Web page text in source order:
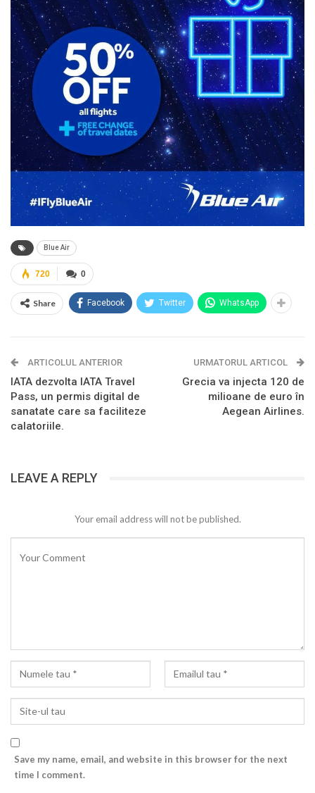
Blue Air
0
720
Share Facebook Twitter WhatsApp
ARTICOLUL ANTERIOR
IATA dezvolta IATA Travel
Pass, un permis digital de
sanatate care sa faciliteze
calatoriile.
URMATORUL ARTICOL
Grecia va injecta 120 de
milioane de euro în
Aegean Airlines.
LEAVE A REPLY
Your email address will not be published.
Save my name, email, and website in this browser for the next
time I comment.